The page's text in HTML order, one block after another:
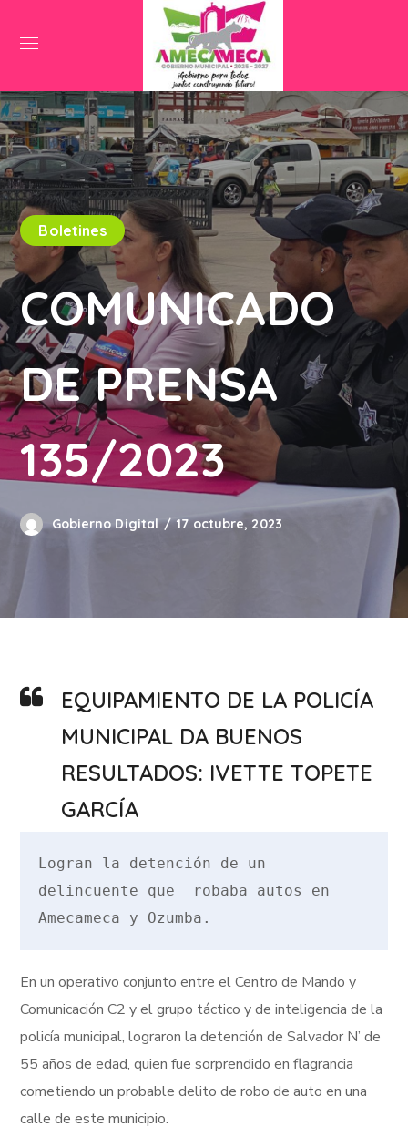
Boletines
COMUNICADO
DE PRENSA
135/2023
Gobierno Digital 17 octubre, 2023
EQUIPAMIENTO DE LA POLICÍA
MUNICIPAL DA BUENOS
RESULTADOS: IVETTE TOPETE
GARCÍA
Logran la detención de un
delincuente que  robaba autos en
Amecameca y Ozumba.
En un operativo conjunto entre el Centro de Mando y
Comunicación C2 y el grupo táctico y de inteligencia de la
policía municipal, lograron la detención de Salvador N’ de
55 años de edad, quien fue sorprendido en flagrancia
cometiendo un probable delito de robo de auto en una
calle de este municipio.